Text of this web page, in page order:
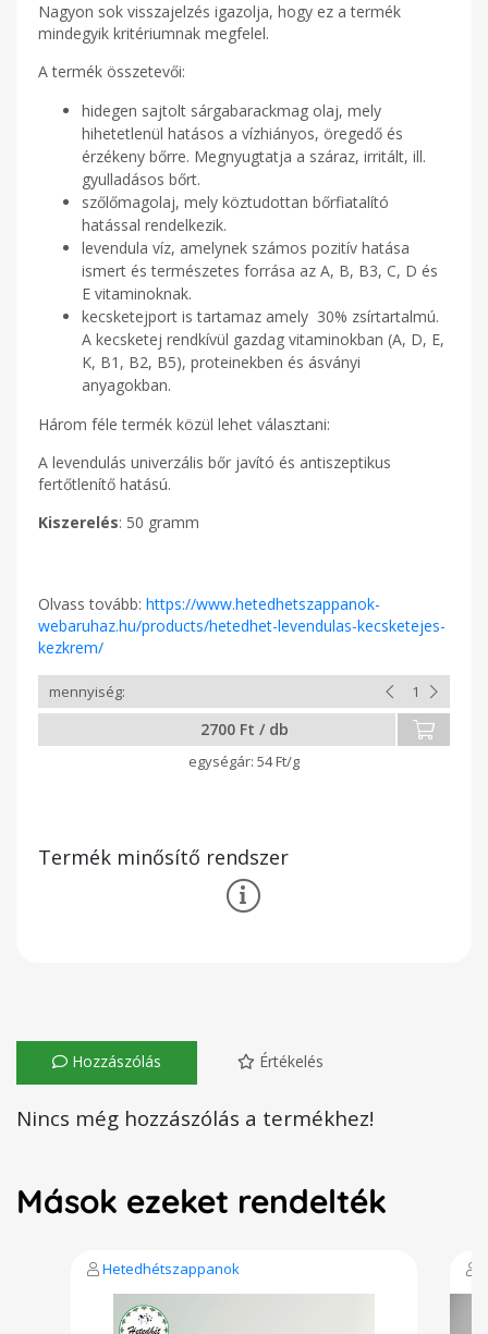
Nagyon sok visszajelzés igazolja, hogy ez a termék
mindegyik kritériumnak megfelel.
A termék összetevői:
hidegen sajtolt sárgabarackmag olaj, mely
hihetetlenül hatásos a vízhiányos, öregedő és
érzékeny bőrre. Megnyugtatja a száraz, irritált, ill.
gyulladásos bőrt.
szőlőmagolaj, mely köztudottan bőrfiatalító
hatással rendelkezik.
levendula víz, amelynek számos pozitív hatása
ismert és természetes forrása az A, B, B3, C, D és
E vitaminoknak.
kecsketejport is tartamaz amely 30% zsírtartalmú.
A kecsketej rendkívül gazdag vitaminokban (A, D, E,
K, B1, B2, B5), proteinekben és ásványi
anyagokban.
Három féle termék közül lehet választani:
A levendulás univerzális bőr javító és antiszeptikus
fertőtlenítő hatású.
Kiszerelés: 50 gramm
Olvass tovább: https://www.hetedhetszappanok-
webaruhaz.hu/products/hetedhet-levendulas-kecsketejes-
kezkrem/
2700 Ft / db
54 Ft/g
Termék minősítő rendszer
Hozzászólás Értékelés
Nincs még hozzászólás a termékhez!
Mások ezeket rendelték
Hetedhétszappanok